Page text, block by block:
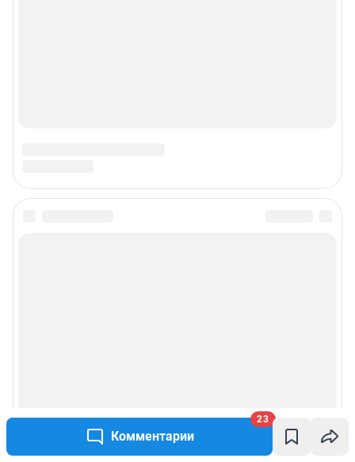
Комментарии
23